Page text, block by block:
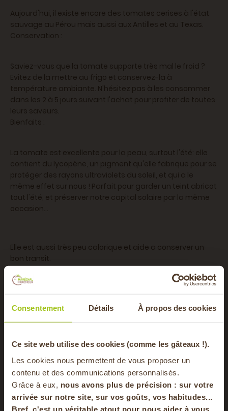
Consentement Détails À propos des cookies
Ce site web utilise des cookies (comme les gâteaux !).
Les cookies nous permettent de vous proposer un
contenu et des communications personnalisés.
Grâce à eux, nous avons plus de précision : sur votre
arrivée sur notre site, sur vos goûts, vos habitudes...
Bref, c'est un véritable atout pour nous aider à vous
Aujourd'hui, il existe encore des tomates cerises à l'état
sauvage au Pérou mais aussi aux Antilles et au Texas.
Conservation :
Saviez-vous que la tomate supporte très mal le froid ?
Evitez de la mettre au frigo et conservez-la à
température ambiante. N'hésitez pas à les consommer
dans les 2 à 5 jours suivant l'achat pour profiter de toutes
leurs saveurs.
Bienfaits :
La tomate est excellente pour la peau, surtout l'été: elle
contient du lycopène, un pigment qu'elle fabrique pour se
protéger des rayons ultraviolets du soleil, et qui a le
même effet sur nous ! Parfait pour garder un teint abricot
tout l'été, et préserver notre capital solaire par la même
occasion...
Elle est aussi très peu calorique et aide a conserver un
bon transit.
Riche en vitamine E, C et bêta-carotène, elle est l'allier
parfait pour rester en pleine santé !
dées recettes :
Tian gourmand de Lamalice Lyon
Idée recette : Sauce tomate maison
Face à cette farandole de délices, évitez le gaspillage de
vos jolies tomates en préparant à l’avance votre sauce
maison. Ainsi, vous pourrez en déguster tout l’hiver !
-20% offerts sur
votre panier